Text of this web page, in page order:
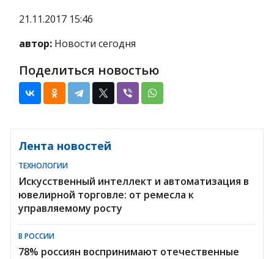
21.11.2017 15:46
автор: Новости сегодня
Поделиться новостью
Лента новостей
ТЕХНОЛОГИИ
Искусственный интеллект и автоматизация в
ювелирной торговле: от ремесла к
управляемому росту
В РОССИИ
78% россиян воспринимают отечественные